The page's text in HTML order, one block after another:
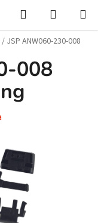
Hľadať
KOŠÍK
/ JSP ANW060-230-008
008